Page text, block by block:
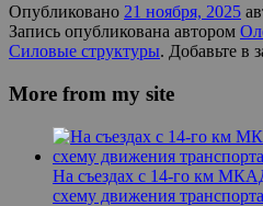
Опубликовано 21 ноября, 2025
Запись опубликована автором
Силовые структуры. Добавьте в
More from my site
На съездах с 14-го км
схему движения транспорта